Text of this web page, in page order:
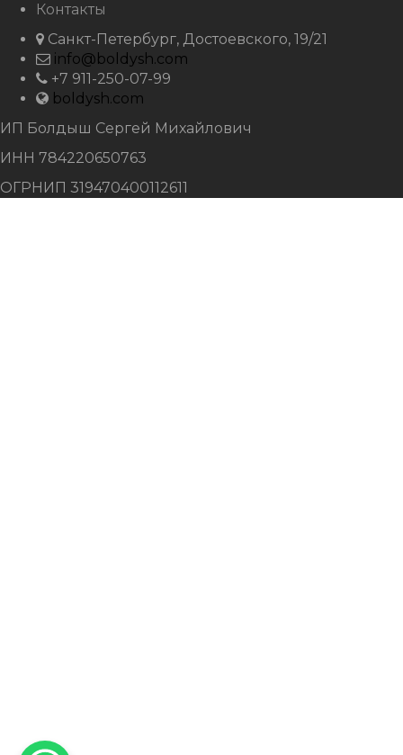
Контакты
Санкт-Петербург, Достоевского, 19/21
info@boldysh.com
+7 911-250-07-99
boldysh.com
ИП Болдыш Сергей Михайлович
ИНН 784220650763
ОГРНИП 319470400112611